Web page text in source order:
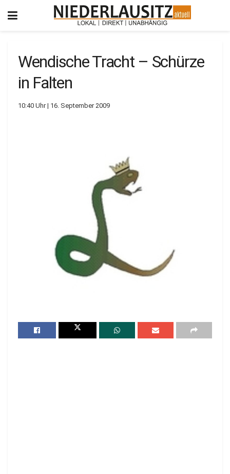
Wendische Tracht – Schürze
in Falten
10:40 Uhr | 16. September 2009